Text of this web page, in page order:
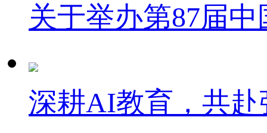
关于举办第87届
深耕AI教育，共